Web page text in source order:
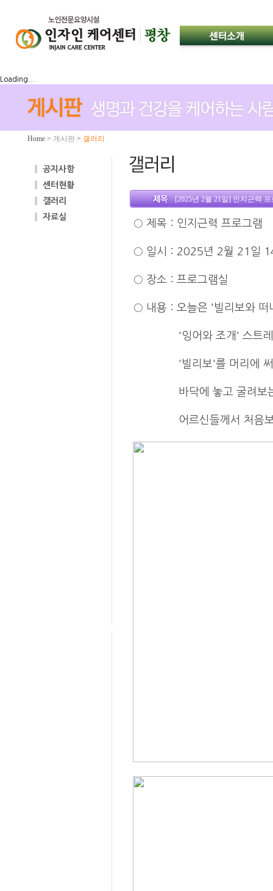
Loading...
Home > 게시판 > 갤러리
공지사항
센터현황
갤러리
자료실
[2025년 2월 21일] 인지근력
○ 제목 : 인지근력 프로그램
○ 일시 : 2025년 2월 21일
○ 장소 : 프로그램실
○ 내용 : 오늘은 '빌리보와 떠
'잉어와 조개' 스트레칭과
'빌리보'를 머리에 써보기
바닥에 놓고 굴려보는
어르신들께서 처음보는